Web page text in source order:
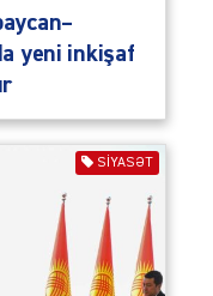
yeni inkişaf
SIYASƏT